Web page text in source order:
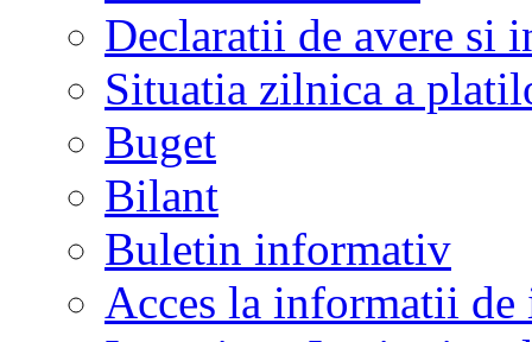
Declaratii de avere si
Situatia zilnica a
Buget
Bilant
Buletin informativ
Acces la informatii de